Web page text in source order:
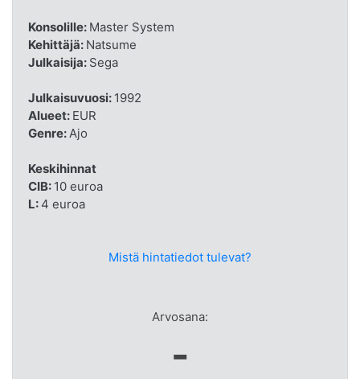
Konsolille: Master System
Kehittäjä: Natsume
Julkaisija: Sega
Julkaisuvuosi: 1992
Alueet: EUR
Genre: Ajo
Keskihinnat
CIB: 10 euroa
L: 4 euroa
Mistä hintatiedot tulevat?
Arvosana:
-